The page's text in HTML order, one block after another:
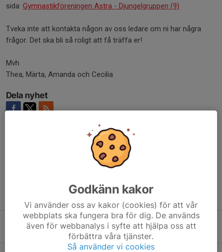
sida: Gymnastikföreningen Astra - Djungelgruppen (9)
Tveka inte att kontakta någon av oss ledare om ni har några
frågor. Det ska bli så roligt att få träffa er!
Mvh
Thea, Märta, Amanda och Cecilia
Dela nyhet
Tidigare nyheter
Ingen träning i helgen
16 apr, 07:21 0
Godkänn kakor
Vi använder oss av kakor (cookies) för att vår
webbplats ska fungera bra för dig. De används
även för webbanalys i syfte att hjälpa oss att
förbättra våra tjänster.
Så använder vi cookies